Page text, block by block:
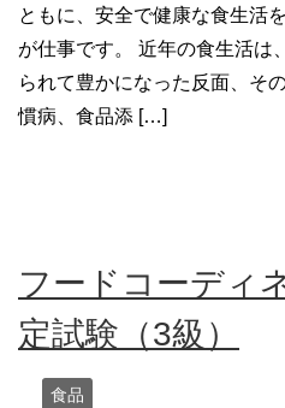
ともに、安全で健康な食生活
が仕事です。 近年の食生活は
られて豊かになった反面、そ
慣病、食品添 […]
フードコーディ
定試験（3級）
食品